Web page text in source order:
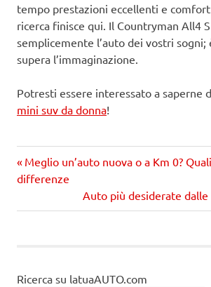
tempo prestazioni eccellenti e
ricerca finisce qui. Il Countryman All4
semplicemente l’auto dei vostri sogni;
supera l’immaginazione.
Potresti essere interessato a saperne
mini suv da donna!
Navigazione
Precedente
articolo:
Meglio un’auto nuova o a Km 0?
differenze
Prossimo
articolo
Auto più desiderate
Ricerca su latuaAUTO.com